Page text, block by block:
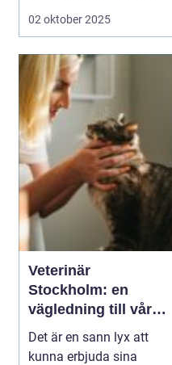
uppleva att livet blir
mänskliga problem;
många hundägare kan
intyga att d...
02 oktober 2025
Veterinär
Stockholm: en
vägledning till vård i
hemmiljö
Det är en sann lyx att
kunna erbjuda sina